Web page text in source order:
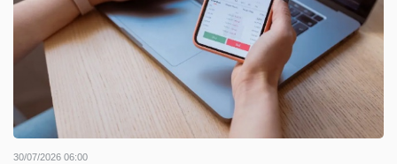
30/07/2026 06:00
CHĂM
SÓC